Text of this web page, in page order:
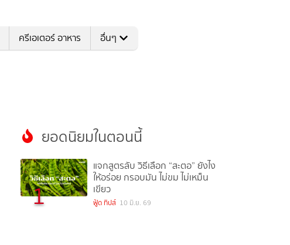
ครีเอเตอร์ อาหาร อื่นๆ
ยอดนิยมในตอนนี้
1
แจกสูตรลับ วิธีเลือก “สะตอ” ยังไง
ให้อร่อย กรอบมัน ไม่ขม ไม่เหม็น
เขียว
ฟู้ด ทิปส์ 10 มิ.ย. 69